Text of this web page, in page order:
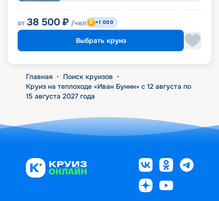
от 38 500 ₽ /чел +1 000
Выбрать круиз
Главная • Поиск круизов •
Круиз на теплоходе «Иван Бунин» с 12 августа по
15 августа 2027 года